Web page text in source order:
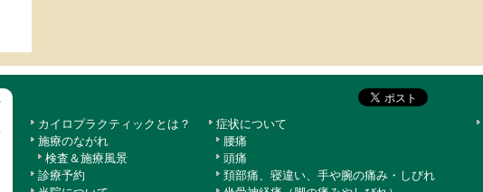
カイロプラクティックとは？
施療のながれ
検査＆施療風景
診療予約
症状について
腰痛
頭痛
頚部痛、寝違い、手や腕の痛み・しびれ